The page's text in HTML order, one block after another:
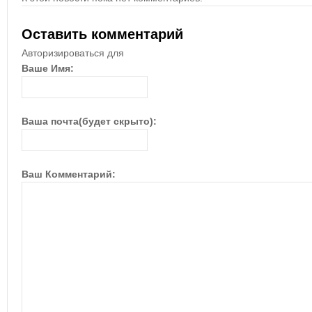
Оставить комментарий
Авторизироваться для
Ваше Имя:
Ваша почта(будет скрыто):
Ваш Комментарий: